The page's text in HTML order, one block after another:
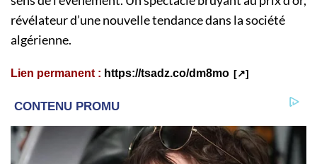
révélateur d’une nouvelle tendance dans la société
algérienne.
Lien permanent : https://tsadz.co/dm8mo